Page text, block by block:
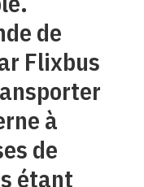
de
Flixbus
à
de
étant